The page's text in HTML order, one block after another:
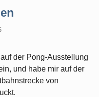
der Pong-Ausstellung
und habe mir auf der
von